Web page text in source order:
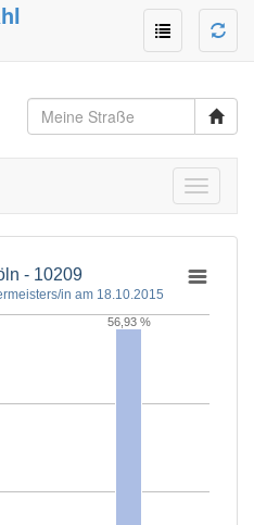
Toggle
- 10209
in am 18.10.2015
56,93 %